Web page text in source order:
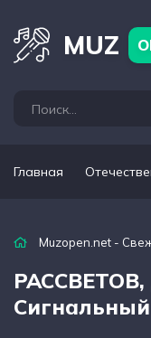
MUZ
Главная
Muzopen.net -
артисты